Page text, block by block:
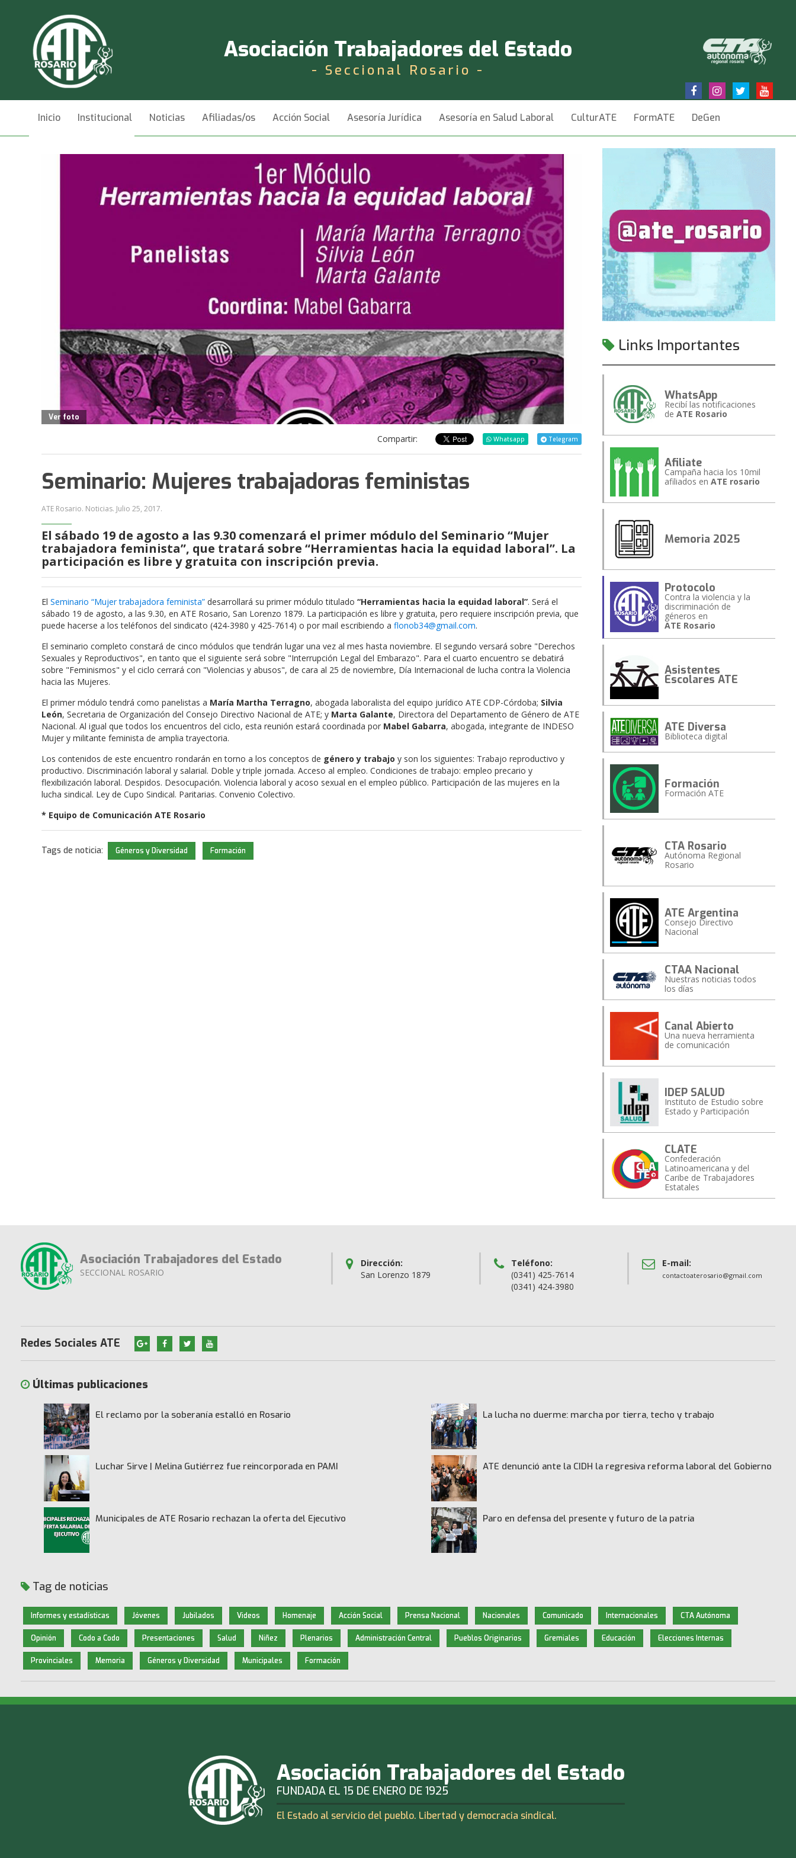
Asociación Trabajadores del Estado
- Seccional Rosario -
Inicio Institucional Noticias Afiliadas/os Acción Social Asesoría Jurídica Asesoría en Salud Laboral CulturATE FormATE DeGen
Videos Contacto
Ver foto
Telegram
Whatsapp
Compartir:
Seminario: Mujeres trabajadoras feministas
ATE Rosario. Noticias. Julio 25, 2017.
El sábado 19 de agosto a las 9.30 comenzará el primer módulo del Seminario “Mujer
trabajadora feminista”, que tratará sobre “Herramientas hacia la equidad laboral”. La
participación es libre y gratuita con inscripción previa.
El Seminario “Mujer trabajadora feminista” desarrollará su primer módulo titulado “Herramientas hacia la equidad laboral”. Será el
sábado 19 de agosto, a las 9.30, en ATE Rosario, San Lorenzo 1879. La participación es libre y gratuita, pero requiere inscripción previa, que
puede hacerse a los teléfonos del sindicato (424-3980 y 425-7614) o por mail escribiendo a flonob34@gmail.com.
El seminario completo constará de cinco módulos que tendrán lugar una vez al mes hasta noviembre. El segundo versará sobre "Derechos
Sexuales y Reproductivos", en tanto que el siguiente será sobre "Interrupción Legal del Embarazo". Para el cuarto encuentro se debatirá
sobre "Feminismos" y el ciclo cerrará con "Violencias y abusos", de cara al 25 de noviembre, Día Internacional de lucha contra la Violencia
hacia las Mujeres.
El primer módulo tendrá como panelistas a María Martha Terragno, abogada laboralista del equipo jurídico ATE CDP-Córdoba; Silvia
León, Secretaria de Organización del Consejo Directivo Nacional de ATE; y Marta Galante, Directora del Departamento de Género de ATE
Nacional. Al igual que todos los encuentros del ciclo, esta reunión estará coordinada por Mabel Gabarra, abogada, integrante de INDESO
Mujer y militante feminista de amplia trayectoria.
Los contenidos de este encuentro rondarán en torno a los conceptos de género y trabajo y son los siguientes: Trabajo reproductivo y
productivo. Discriminación laboral y salarial. Doble y triple jornada. Acceso al empleo. Condiciones de trabajo: empleo precario y
flexibilización laboral. Despidos. Desocupación. Violencia laboral y acoso sexual en el empleo público. Participación de las mujeres en la
lucha sindical. Ley de Cupo Sindical. Paritarias. Convenio Colectivo.
* Equipo de Comunicación ATE Rosario
Tags de noticia: Géneros y Diversidad Formación
Links Importantes
WhatsApp
Recibí las notificaciones
de ATE Rosario
Afiliate
Campaña hacia los 10mil
afiliados en ATE rosario
Memoria 2025
Protocolo
Contra la violencia y la
discriminación de
géneros en
ATE Rosario
Asistentes
Escolares ATE
ATE Diversa
Biblioteca digital
Formación
Formación ATE
CTA Rosario
Autónoma Regional
Rosario
ATE Argentina
Consejo Directivo
Nacional
CTAA Nacional
Nuestras noticias todos
los días
Canal Abierto
Una nueva herramienta
de comunicación
IDEP SALUD
Instituto de Estudio sobre
Estado y Participación
CLATE
Confederación
Latinoamericana y del
Caribe de Trabajadores
Estatales
Asociación Trabajadores del Estado
SECCIONAL ROSARIO
Dirección:
San Lorenzo 1879
Teléfono:
(0341) 425-7614
(0341) 424-3980
E-mail:
contactoaterosario@gmail.com
Redes Sociales ATE
Últimas publicaciones
El reclamo por la soberanía estalló en Rosario La lucha no duerme: marcha por tierra, techo y trabajo
Luchar Sirve | Melina Gutiérrez fue reincorporada en PAMI ATE denunció ante la CIDH la regresiva reforma laboral del Gobierno
Municipales de ATE Rosario rechazan la oferta del Ejecutivo Paro en defensa del presente y futuro de la patria
Tag de noticias
Informes y estadísticas Jóvenes Jubilados Videos Homenaje Acción Social Prensa Nacional Nacionales Comunicado Internacionales CTA Autónoma
Opinión Codo a Codo Presentaciones Salud Niñez Plenarios Administración Central Pueblos Originarios Gremiales Educación Elecciones Internas
Provinciales Memoria Géneros y Diversidad Municipales Formación
Asociación Trabajadores del Estado
FUNDADA EL 15 DE ENERO DE 1925
El Estado al servicio del pueblo. Libertad y democracia sindical.